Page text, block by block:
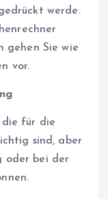
werde.
gehen Sie wie
vor.
für die
sind, aber
oder bei der